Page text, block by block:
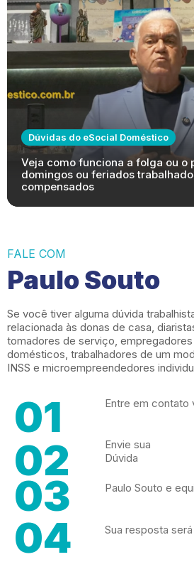
Dúvidas do eSocial Doméstico
Veja como funciona a folga ou o
domingos ou feriados
compensados
FALE COM
Paulo Souto
Se você tiver alguma dúvida
relacionada às donas de casa,
tomadores de serviço,
domésticos, trabalhadores de um
INSS e microempreendedores
01 Entre em contato
02
Envie sua
Dúvida
03 Paulo Souto e
04 Sua resposta